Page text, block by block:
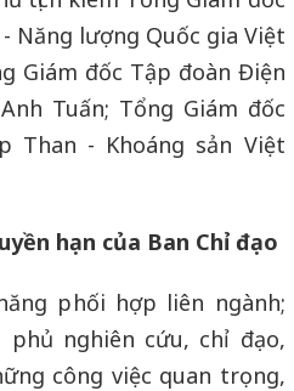
Năng lượng Quốc gia Việt
Giám đốc Tập đoàn Điện
Tuấn; Tổng Giám đốc
Than - Khoáng sản Việt
hạn của Ban Chỉ đạo
phối hợp liên ngành;
nghiên cứu, chỉ đạo,
công việc quan trọng,